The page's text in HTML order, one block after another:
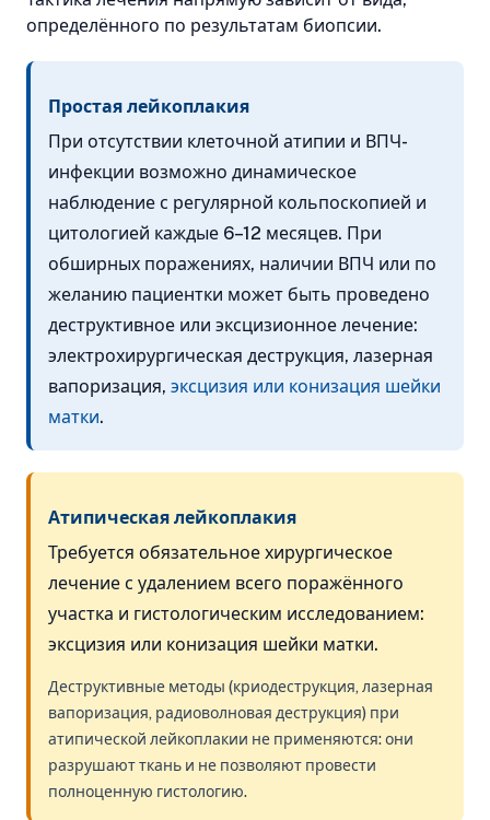
определённого по результатам биопсии.
Простая лейкоплакия
При отсутствии клеточной атипии и ВПЧ-
инфекции возможно динамическое
наблюдение с регулярной кольпоскопией и
цитологией каждые 6–12 месяцев. При
обширных поражениях, наличии ВПЧ или по
желанию пациентки может быть проведено
деструктивное или эксцизионное лечение:
электрохирургическая деструкция, лазерная
вапоризация, эксцизия или конизация шейки
матки.
Атипическая лейкоплакия
Требуется обязательное хирургическое
лечение с удалением всего поражённого
участка и гистологическим исследованием:
эксцизия или конизация шейки матки.
Деструктивные методы (криодеструкция, лазерная
вапоризация, радиоволновая деструкция) при
атипической лейкоплакии не применяются: они
разрушают ткань и не позволяют провести
полноценную гистологию.